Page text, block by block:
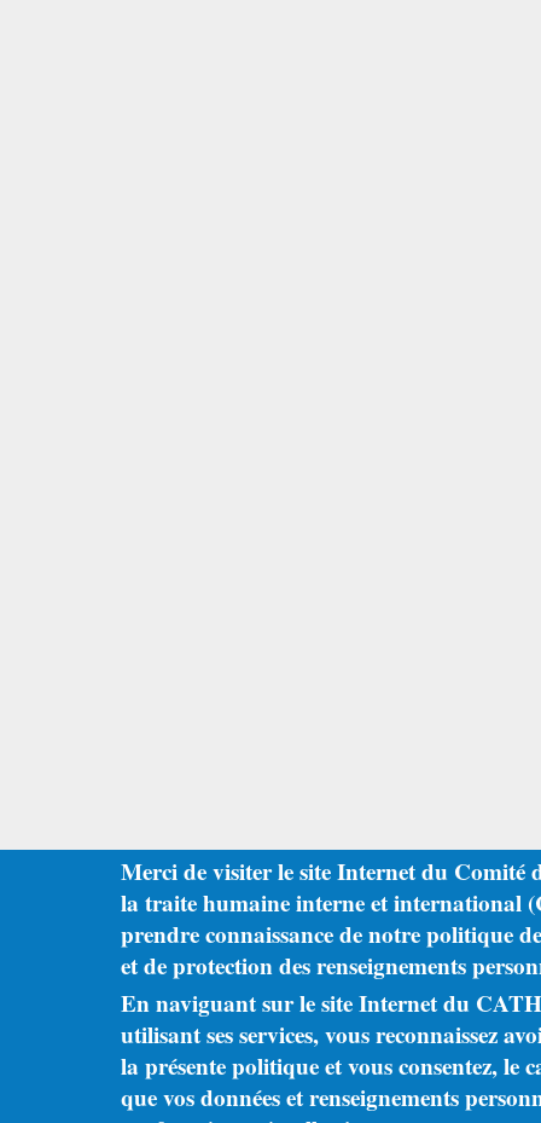
Merci de visiter le site Internet du Comité
la traite humaine interne et international
prendre connaissance de notre politique
et de protection des renseignements
En naviguant sur le site Internet du
utilisant ses services, vous reconnaissez
la présente politique et vous consentez, le
que vos données et renseignements